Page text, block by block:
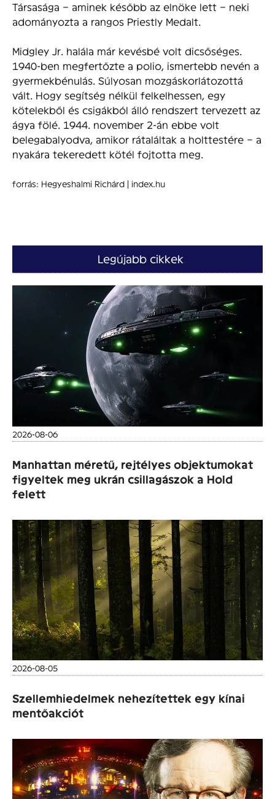
Társasága – aminek később az elnöke lett – neki
adományozta a rangos Priestly Medalt.
Midgley Jr. halála már kevésbé volt dicsőséges.
1940-ben megfertőzte a polio, ismertebb nevén a
gyermekbénulás. Súlyosan mozgáskorlátozottá
vált. Hogy segítség nélkül felkelhessen, egy
kötelekből és csigákból álló rendszert tervezett az
ágya fölé. 1944. november 2-án ebbe volt
belegabalyodva, amikor rátaláltak a holttestére – a
nyakára tekeredett kötél fojtotta meg.
forrás: Hegyeshalmi Richárd | index.hu
Legújabb cikkek
2026-08-06
Manhattan méretű, rejtélyes objektumokat
figyeltek meg ukrán csillagászok a Hold
felett
2026-08-05
Szellemhiedelmek nehezítettek egy kínai
mentőakciót